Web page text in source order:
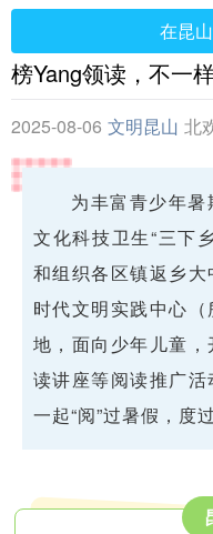
在昆
榜Yang领读，不一
2025-08-06 文明昆山 北
为丰富青少年
文化科技卫生“三下
和组织各区镇返乡
时代文明实践中心
地，面向少年儿童
读讲座等阅读推广
一起“阅”过暑假，度